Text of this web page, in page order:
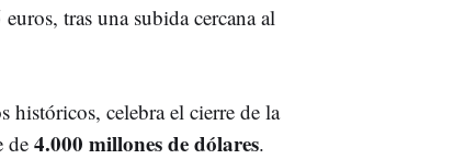
tras una subida cercana al
históricos, celebra el cierre de la
de 4.000 millones de dólares.